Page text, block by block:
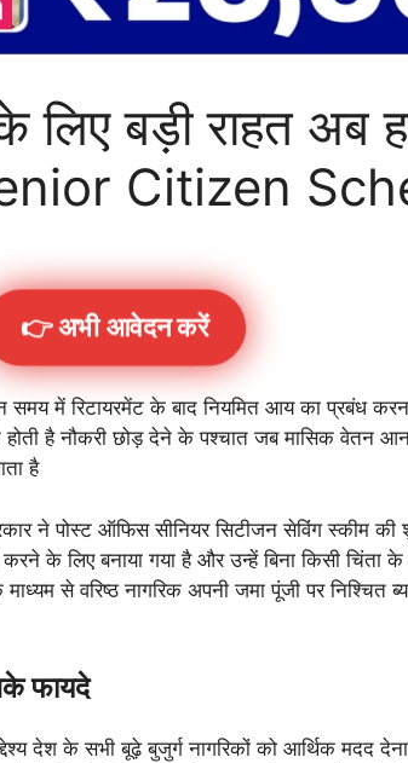
लिए बड़ी राहत अब
Citizen
👉 अभी आवेदन करें
में रिटायरमेंट के बाद नियमित आय का प्रबंध
होती है नौकरी छोड़ देने के पश्चात जब मासिक वेतन
है
ने पोस्ट ऑफिस सीनियर सिटीजन सेविंग स्कीम
करने के लिए बनाया गया है और उन्हें बिना किसी चिंता
से वरिष्ठ नागरिक अपनी जमा पूंजी पर निश्चित
फायदे
देश के सभी बूढ़े बुजुर्ग नागरिकों को आर्थिक मदद